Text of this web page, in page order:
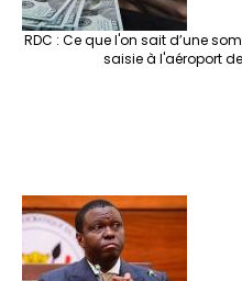
RDC : Ce que l'on sait d’une
saisie à l'aéroport